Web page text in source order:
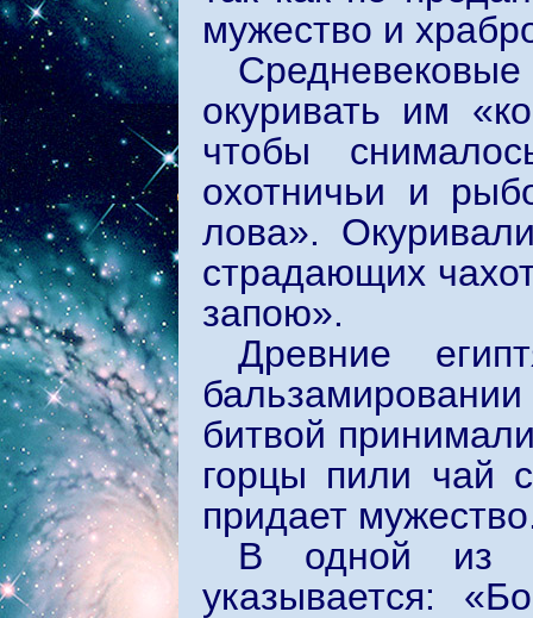
мужество и
окуривать им
чтобы
охотничьи и
лова».
страдающих
запою».
Древние
битвой
горцы пили чай
придает
В одной из
указывается: